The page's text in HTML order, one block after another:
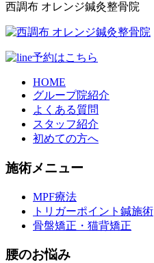
西調布 オレンジ鍼灸整骨院
HOME
グループ院紹介
よくある質問
スタッフ紹介
初めての方へ
施術メニュー
MPF療法
トリガーポイント鍼施術
骨盤矯正・猫背矯正
腰のお悩み